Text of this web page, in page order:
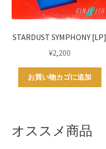
STARDUST SYMPHONY [LP]
¥2,200
お買い物カゴに追加
オススメ商品